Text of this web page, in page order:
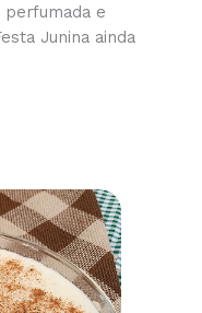
perfumada e
Junina ainda